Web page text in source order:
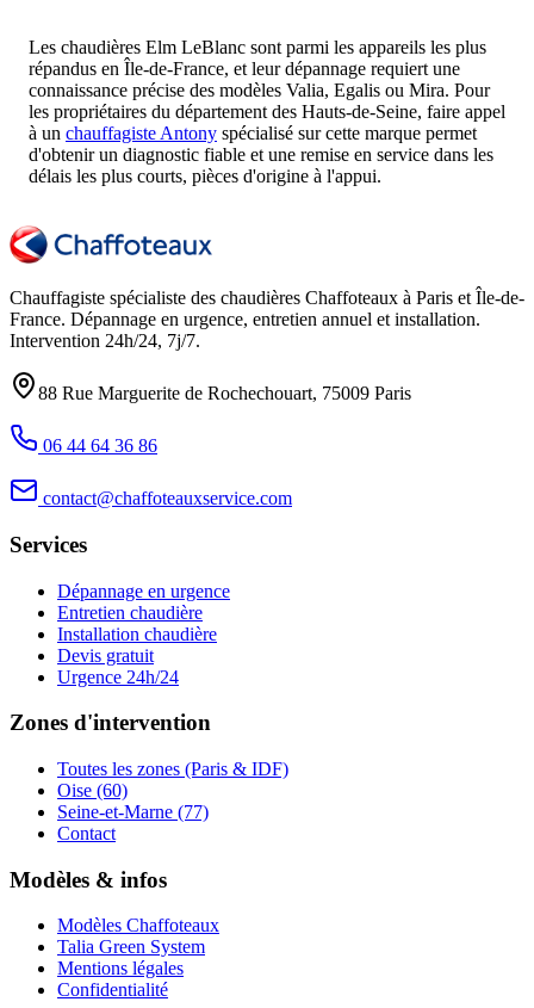
Les chaudières Elm LeBlanc sont parmi les appareils les plus
répandus en Île-de-France, et leur dépannage requiert une
connaissance précise des modèles Valia, Egalis ou Mira. Pour
les propriétaires du département des Hauts-de-Seine, faire appel
à un chauffagiste Antony spécialisé sur cette marque permet
d'obtenir un diagnostic fiable et une remise en service dans les
délais les plus courts, pièces d'origine à l'appui.
Chauffagiste spécialiste des chaudières Chaffoteaux à Paris et Île-de-
France. Dépannage en urgence, entretien annuel et installation.
Intervention 24h/24, 7j/7.
88 Rue Marguerite de Rochechouart, 75009 Paris
06 44 64 36 86
contact@chaffoteauxservice.com
Services
Dépannage en urgence
Entretien chaudière
Installation chaudière
Devis gratuit
Urgence 24h/24
Zones d'intervention
Toutes les zones (Paris & IDF)
Oise (60)
Seine-et-Marne (77)
Contact
Modèles & infos
Modèles Chaffoteaux
Talia Green System
Mentions légales
Confidentialité